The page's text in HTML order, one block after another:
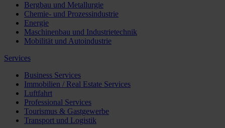
Bergbau und Metallurgie
Chemie- und Prozessindustrie
Energie
Maschinenbau und Industrietechnik
Mobilität und Autoindustrie
Services
Business Services
Immobilien / Real Estate Services
Luftfahrt
Professional Services
Tourismus & Gastgewerbe
Transport und Logistik